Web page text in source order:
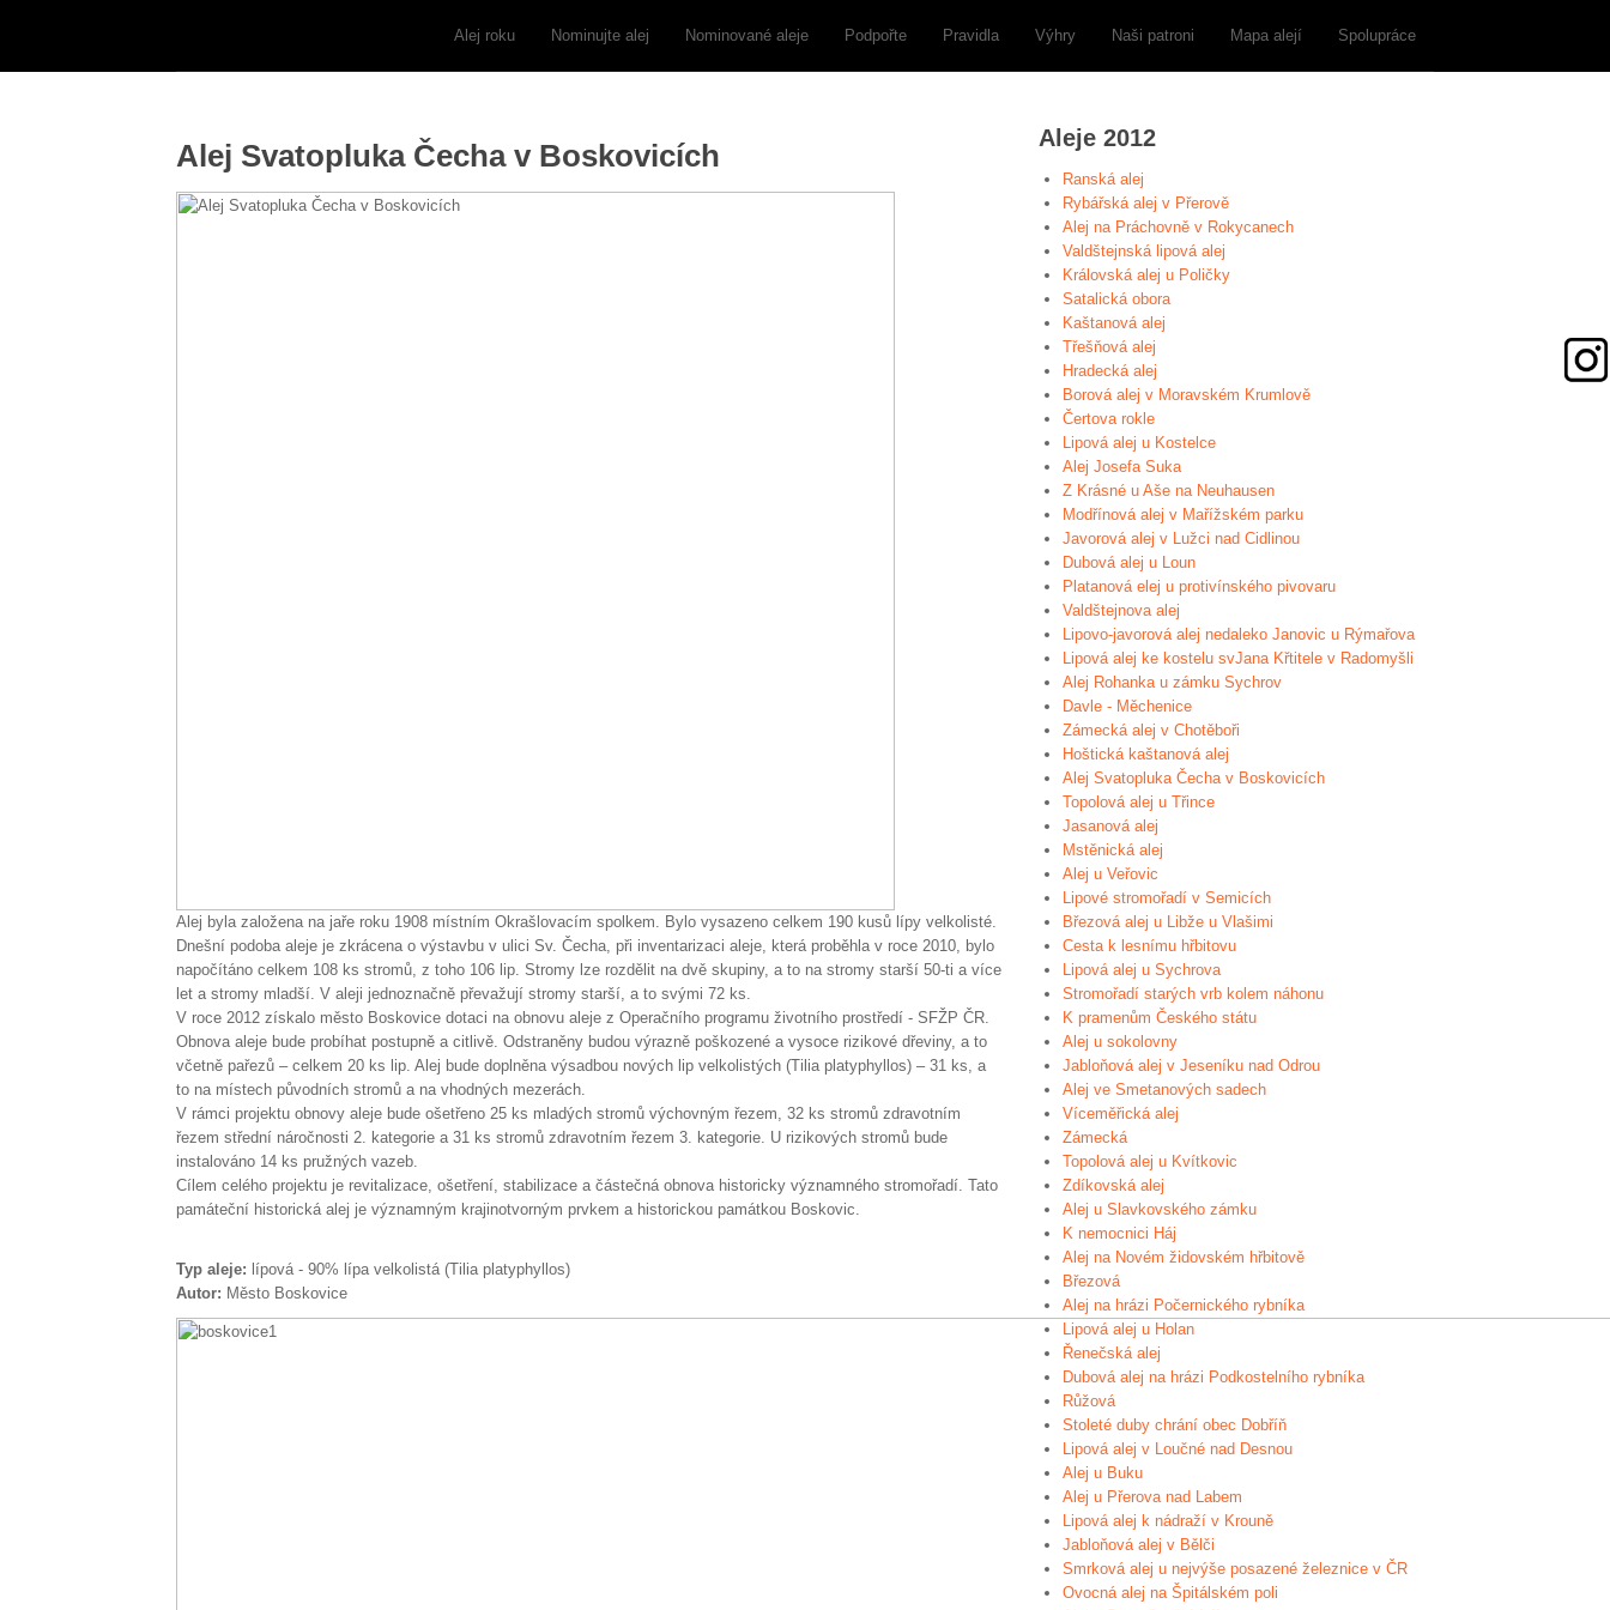
Alej roku Nominujte alej Nominované aleje Podpořte Pravidla Výhry Naši patroni Mapa alejí Spolupráce
Alej Svatopluka Čecha v Boskovicích
Alej byla založena na jaře roku 1908 místním Okrašlovacím spolkem. Bylo vysazeno celkem 190 kusů lípy velkolisté.
Dnešní podoba aleje je zkrácena o výstavbu v ulici Sv. Čecha, při inventarizaci aleje, která proběhla v roce 2010, bylo
napočítáno celkem 108 ks stromů, z toho 106 lip. Stromy lze rozdělit na dvě skupiny, a to na stromy starší 50-ti a více
let a stromy mladší. V aleji jednoznačně převažují stromy starší, a to svými 72 ks.
V roce 2012 získalo město Boskovice dotaci na obnovu aleje z Operačního programu životního prostředí - SFŽP ČR.
Obnova aleje bude probíhat postupně a citlivě. Odstraněny budou výrazně poškozené a vysoce rizikové dřeviny, a to
včetně pařezů – celkem 20 ks lip. Alej bude doplněna výsadbou nových lip velkolistých (Tilia platyphyllos) – 31 ks, a
to na místech původních stromů a na vhodných mezerách.
V rámci projektu obnovy aleje bude ošetřeno 25 ks mladých stromů výchovným řezem, 32 ks stromů zdravotním
řezem střední náročnosti 2. kategorie a 31 ks stromů zdravotním řezem 3. kategorie. U rizikových stromů bude
instalováno 14 ks pružných vazeb.
Cílem celého projektu je revitalizace, ošetření, stabilizace a částečná obnova historicky významného stromořadí. Tato
památeční historická alej je významným krajinotvorným prvkem a historickou památkou Boskovic.
Typ aleje: lípová - 90% lípa velkolistá (Tilia platyphyllos)
Autor: Město Boskovice
Aleje 2012
Ranská alej
Rybářská alej v Přerově
Alej na Práchovně v Rokycanech
Valdštejnská lipová alej
Královská alej u Poličky
Satalická obora
Kaštanová alej
Třešňová alej
Hradecká alej
Borová alej v Moravském Krumlově
Čertova rokle
Lipová alej u Kostelce
Alej Josefa Suka
Z Krásné u Aše na Neuhausen
Modřínová alej v Mařížském parku
Javorová alej v Lužci nad Cidlinou
Dubová alej u Loun
Platanová elej u protivínského pivovaru
Valdštejnova alej
Lipovo-javorová alej nedaleko Janovic u Rýmařova
Lipová alej ke kostelu svJana Křtitele v Radomyšli
Alej Rohanka u zámku Sychrov
Davle - Měchenice
Zámecká alej v Chotěboři
Hoštická kaštanová alej
Alej Svatopluka Čecha v Boskovicích
Topolová alej u Třince
Jasanová alej
Mstěnická alej
Alej u Veřovic
Lipové stromořadí v Semicích
Březová alej u Libže u Vlašimi
Cesta k lesnímu hřbitovu
Lipová alej u Sychrova
Stromořadí starých vrb kolem náhonu
K pramenům Českého státu
Alej u sokolovny
Jabloňová alej v Jeseníku nad Odrou
Alej ve Smetanových sadech
Víceměřická alej
Zámecká
Topolová alej u Kvítkovic
Zdíkovská alej
Alej u Slavkovského zámku
K nemocnici Háj
Alej na Novém židovském hřbitově
Březová
Alej na hrázi Počernického rybníka
Lipová alej u Holan
Řenečská alej
Dubová alej na hrázi Podkostelního rybníka
Růžová
Stoleté duby chrání obec Dobříň
Lipová alej v Loučné nad Desnou
Alej u Buku
Alej u Přerova nad Labem
Lipová alej k nádraží v Krouně
Jabloňová alej v Bělči
Smrková alej u nejvýše posazené železnice v ČR
Ovocná alej na Špitálském poli